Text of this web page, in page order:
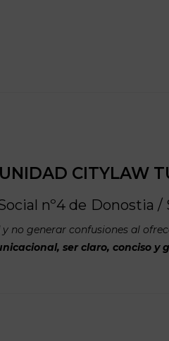
CITYLAW
nº4 de Donostia /
no generar confusiones al
ser claro, conciso y